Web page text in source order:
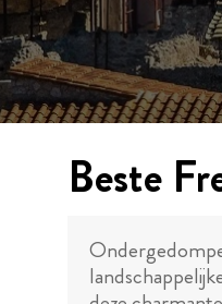
Beste